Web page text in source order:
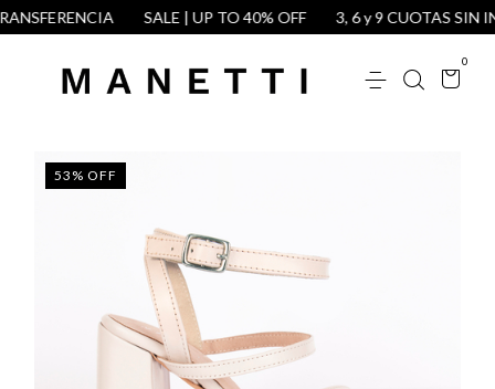
SALE | UP TO 40% OFF 3, 6 y 9 CUOTAS SIN
0
53 % OFF